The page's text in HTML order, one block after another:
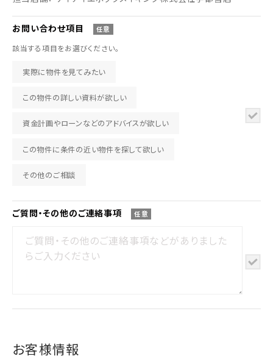
お問い合わせ項目 任意
該当する項目をお選びください。
実際に物件を見てみたい
この物件の詳しい資料が欲しい
資金計画やローンなどのアドバイスが欲しい
この物件に条件の近い物件を探して欲しい
その他のご相談
ご質問・その他のご連絡事項 任意
お客様情報